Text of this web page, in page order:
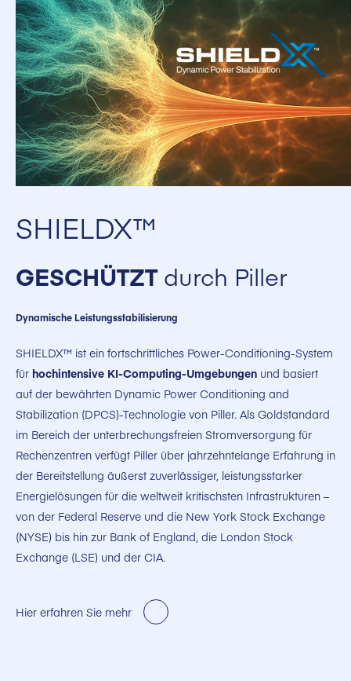
SHIELDX™
GESCHÜTZTdurch Piller
Dynamische Leistungsstabilisierung
SHIELDX™ ist ein fortschrittliches Power-Conditioning-System
für hochintensive KI-Computing-Umgebungen und basiert
auf der bewährten Dynamic Power Conditioning and
Stabilization (DPCS)-Technologie von Piller. Als Goldstandard
im Bereich der unterbrechungsfreien Stromversorgung für
Rechenzentren verfügt Piller über jahrzehntelange Erfahrung in
der Bereitstellung äußerst zuverlässiger, leistungsstarker
Energielösungen für die weltweit kritischsten Infrastrukturen –
von der Federal Reserve und die New York Stock Exchange
(NYSE) bis hin zur Bank of England, die London Stock
Exchange (LSE) und der CIA.
Hier erfahren Sie mehr